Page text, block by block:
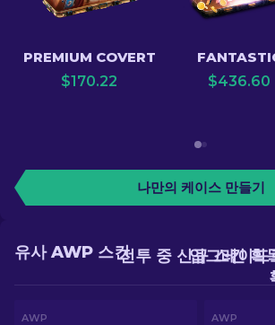
PREMIUM COVERT
$170.22
$436.60
나만의 케이스 만들기
업그레이드
전투 중 신규 스킨 획
유사 AWP 스킨
AWP AWP